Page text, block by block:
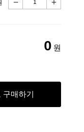
0 원
구매하기